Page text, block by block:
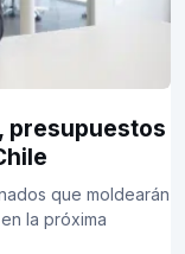
presupuestos
que moldearán
la próxima